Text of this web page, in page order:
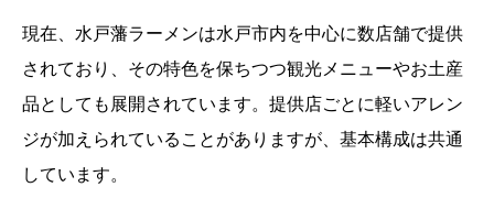
現在、水戸藩ラーメンは水戸市内を中心に数店舗で提供
されており、その特色を保ちつつ観光メニューやお土産
品としても展開されています。提供店ごとに軽いアレン
ジが加えられていることがありますが、基本構成は共通
しています。